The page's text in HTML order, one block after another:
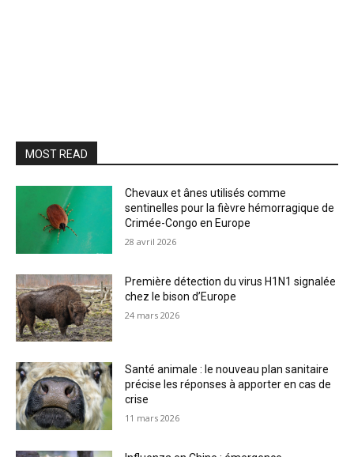
MOST READ
Chevaux et ânes utilisés comme
sentinelles pour la fièvre hémorragique de
Crimée-Congo en Europe
28 avril 2026
Première détection du virus H1N1 signalée
chez le bison d’Europe
24 mars 2026
Santé animale : le nouveau plan sanitaire
précise les réponses à apporter en cas de
crise
11 mars 2026